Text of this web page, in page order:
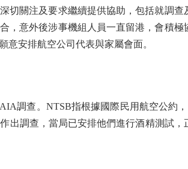
切關注及要求繼續提供協助，包括就調查
，意外後涉事機組人員一直留港，會積極
安排航空公司代表與家屬會面。
調查。NTSB指根據國際民用航空公約
出調查，當局已安排他們進行酒精測試，